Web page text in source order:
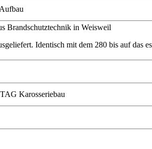
Brandschutztechnik in Weisweil
Identisch mit dem 280 bis auf das
Karosseriebau